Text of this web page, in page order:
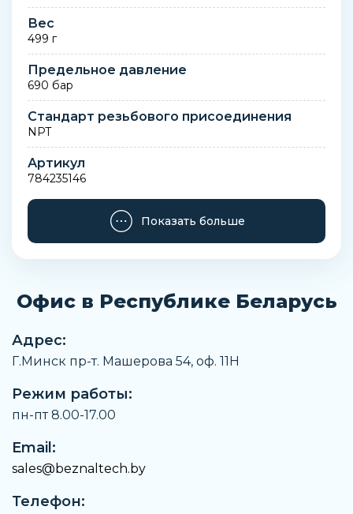
Вес
499 г
Предельное давление
690 бар
Стандарт резьбового присоединения
NPT
Артикул
784235146
Производитель
Материал корпуса
Наименование
Заказать
Показать больше
Офис в Республике Беларусь
Адрес:
Г.Минск пр-т. Машерова 54, оф. 11H
Режим работы:
пн-пт 8.00-17.00
Email:
sales@beznaltech.by
Телефон: